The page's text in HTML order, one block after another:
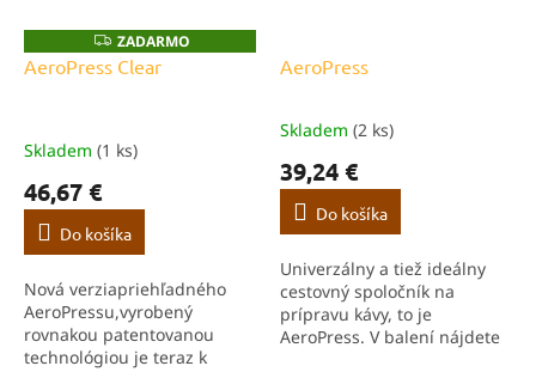
Z
A
D
O
ZADARMO
AeroPress Clear
Skladem (1 ks)
46,67 €
Do košíka
Nová verziapriehľadného
AeroPressu,vyrobený
rovnakou patentovanou
technológiou je teraz k
AeroPress
Priemerné
produktu
5,0
5
hviezdičiek.
Skladem (2 ks)
39,24 €
Do košíka
Univerzálny a tiež ideálny
cestovný spoločník na
prípravu kávy, to je
AeroPress. V balení nájdete